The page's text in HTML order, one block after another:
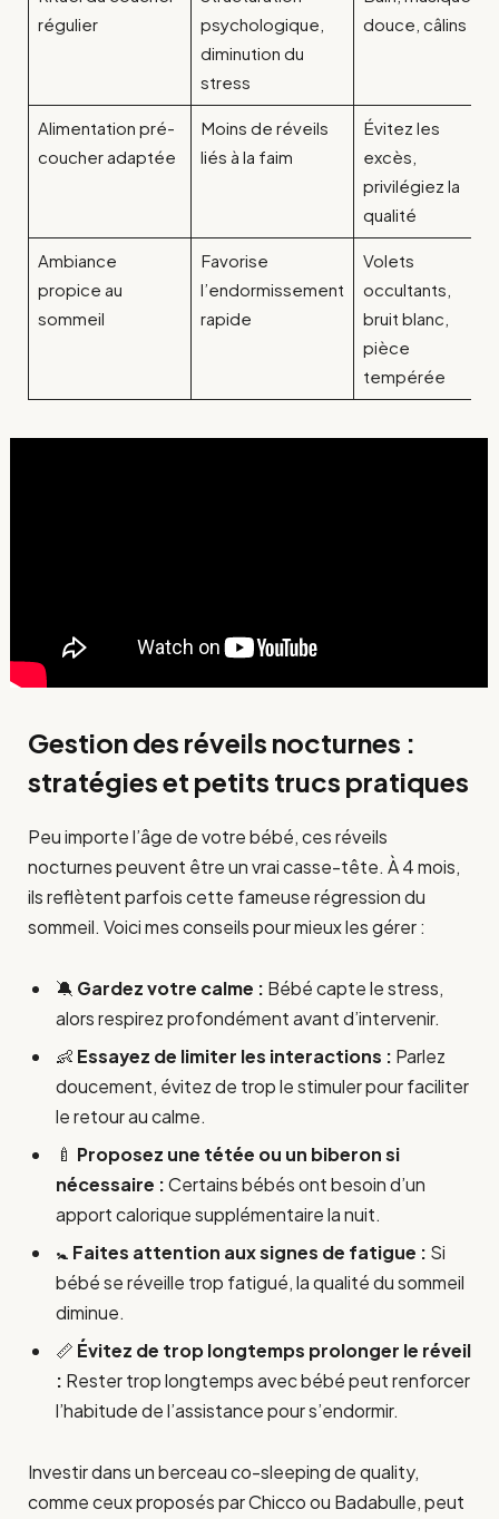
régulier
psychologique,
diminution du
stress
douce, câlins
Alimentation pré-
coucher adaptée
Moins de réveils
liés à la faim
Évitez les
excès,
privilégiez la
qualité
Ambiance
propice au
sommeil
Favorise
l’endormissement
rapide
Volets
occultants,
bruit blanc,
pièce
tempérée
Gestion des réveils nocturnes :
stratégies et petits trucs pratiques
Peu importe l’âge de votre bébé, ces réveils
nocturnes peuvent être un vrai casse-tête. À 4 mois,
ils reflètent parfois cette fameuse régression du
sommeil. Voici mes conseils pour mieux les gérer :
🔕 Gardez votre calme : Bébé capte le stress,
alors respirez profondément avant d’intervenir.
👶 Essayez de limiter les interactions : Parlez
doucement, évitez de trop le stimuler pour faciliter
le retour au calme.
🍼 Proposez une tétée ou un biberon si
nécessaire :Certains bébés ont besoin d’un
apport calorique supplémentaire la nuit.
🚼 Faites attention aux signes de fatigue : Si
bébé se réveille trop fatigué, la qualité du sommeil
diminue.
📏 Évitez de trop longtemps prolonger le réveil
: Rester trop longtemps avec bébé peut renforcer
l’habitude de l’assistance pour s’endormir.
Investir dans un berceau co-sleeping de quality,
comme ceux proposés par Chicco ou Badabulle, peut